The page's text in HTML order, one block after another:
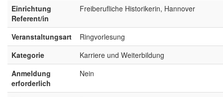
Einrichtung
Referent/in
Freiberufliche Historikerin, Hannover
Veranstaltungsart
Ringvorlesung
Kategorie
Karriere und Weiterbildung
Anmeldung
erforderlich
Nein